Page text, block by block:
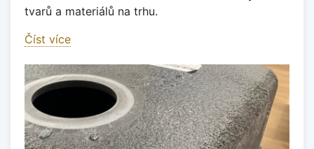
tvarů a materiálů na trhu.
Číst více